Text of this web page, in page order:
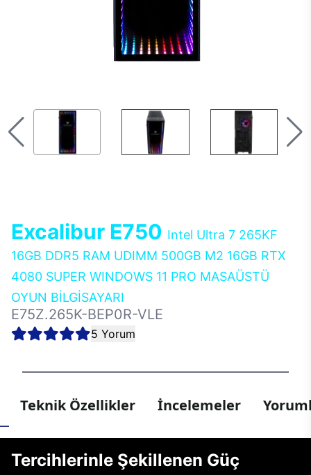
Excalibur E750 Intel Ultra 7 265KF
16GB DDR5 RAM UDIMM 500GB M2 16GB RTX
4080 SUPER WINDOWS 11 PRO MASAÜSTÜ
OYUN BİLGİSAYARI
E75Z.265K-BEP0R-VLE
5 Yorum
Teknik Özellikler İncelemeler
Tercihlerinle Şekillenen Güç